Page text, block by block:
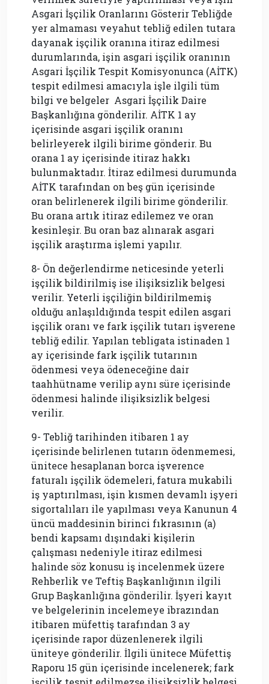
Asgari İşçilik Oranlarını Gösterir Tebliğde
yer almaması veyahut tebliğ edilen tutara
dayanak işçilik oranına itiraz edilmesi
durumlarında, işin asgari işçilik oranının
Asgari İşçilik Tespit Komisyonunca (AİTK)
tespit edilmesi amacıyla işle ilgili tüm
bilgi ve belgeler Asgari İşçilik Daire
Başkanlığına gönderilir. AİTK 1 ay
içerisinde asgari işçilik oranını
belirleyerek ilgili birime gönderir. Bu
orana 1 ay içerisinde itiraz hakkı
bulunmaktadır. İtiraz edilmesi durumunda
AİTK tarafından on beş gün içerisinde
oran belirlenerek ilgili birime gönderilir.
Bu orana artık itiraz edilemez ve oran
kesinleşir. Bu oran baz alınarak asgari
işçilik araştırma işlemi yapılır.
8- Ön değerlendirme neticesinde yeterli
işçilik bildirilmiş ise ilişiksizlik belgesi
verilir. Yeterli işçiliğin bildirilmemiş
olduğu anlaşıldığında tespit edilen asgari
işçilik oranı ve fark işçilik tutarı işverene
tebliğ edilir. Yapılan tebligata istinaden 1
ay içerisinde fark işçilik tutarının
ödenmesi veya ödeneceğine dair
taahhütname verilip aynı süre içerisinde
ödenmesi halinde ilişiksizlik belgesi
verilir.
9- Tebliğ tarihinden itibaren 1 ay
içerisinde belirlenen tutarın ödenmemesi,
ünitece hesaplanan borca işverence
faturalı işçilik ödemeleri, fatura mukabili
iş yaptırılması, işin kısmen devamlı işyeri
sigortalıları ile yapılması veya Kanunun 4
üncü maddesinin birinci fıkrasının (a)
bendi kapsamı dışındaki kişilerin
çalışması nedeniyle itiraz edilmesi
halinde söz konusu iş incelenmek üzere
Rehberlik ve Teftiş Başkanlığının ilgili
Grup Başkanlığına gönderilir. İşyeri kayıt
ve belgelerinin incelemeye ibrazından
itibaren müfettiş tarafından 3 ay
içerisinde rapor düzenlenerek ilgili
üniteye gönderilir. İlgili ünitece Müfettiş
Raporu 15 gün içerisinde incelenerek; fark